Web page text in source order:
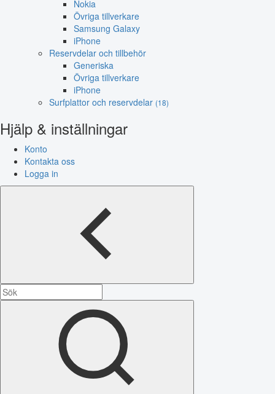
Nokia
Övriga tillverkare
Samsung Galaxy
iPhone
Reservdelar och tillbehör
Generiska
Övriga tillverkare
iPhone
Surfplattor och reservdelar (18)
Hjälp & inställningar
Konto
Kontakta oss
Logga in